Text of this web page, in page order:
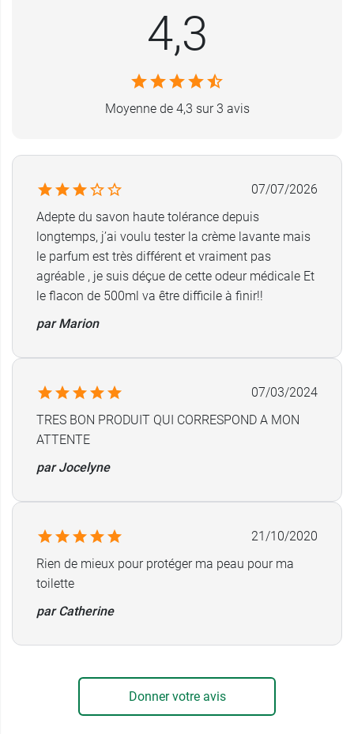
Caractéristiques de la crème
lavante Cavailles haute tolérance
Visage et corps
Sa formule ne contient pas de savon.
Flacon 100 % en plastique recyclé
Vegan
Conditionnement :1 flacon-pompe de 500 ml
4,3
Moyenne de 4,3 sur 3 avis
07/07/2026
Adepte du savon haute tolérance depuis
longtemps, j’ai voulu tester la crème lavante mais
le parfum est très différent et vraiment pas
agréable , je suis déçue de cette odeur médicale Et
le flacon de 500ml va être difficile à finir!!
par Marion
07/03/2024
TRES BON PRODUIT QUI CORRESPOND A MON
ATTENTE
par Jocelyne
21/10/2020
Rien de mieux pour protéger ma peau pour ma
toilette
par Catherine
Donner votre avis